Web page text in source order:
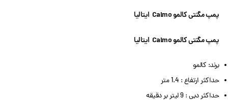
پمپ مگنتی کالمو Calmo ایتالیا
پمپ مگنتی کالمو Calmo ایتالیا
برند: کالمو
حداکثر ارتفاع : 1.4 متر
حداکثر دبی : 9 لیتر بر دقیقه